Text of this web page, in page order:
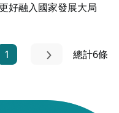
好融入國家發展大局
1 總計6條